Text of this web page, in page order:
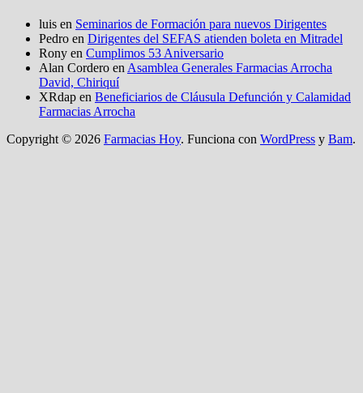
luis en Seminarios de Formación para nuevos Dirigentes
Pedro en Dirigentes del SEFAS atienden boleta en Mitradel
Rony en Cumplimos 53 Aniversario
Alan Cordero en Asamblea Generales Farmacias Arrocha
David, Chiriquí
XRdap en Beneficiarios de Cláusula Defunción y Calamidad
Farmacias Arrocha
Copyright © 2026 Farmacias Hoy. Funciona con WordPress y Bam.